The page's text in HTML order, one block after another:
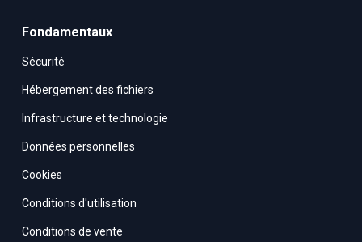
Fondamentaux
Sécurité
Hébergement des fichiers
Infrastructure et technologie
Données personnelles
Cookies
Conditions d'utilisation
Conditions de vente